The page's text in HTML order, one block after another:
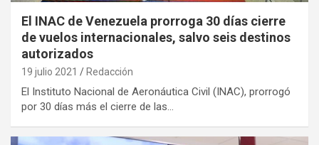
El INAC de Venezuela prorroga 30 días cierre
de vuelos internacionales, salvo seis destinos
autorizados
19 julio 2021 Redacción
El Instituto Nacional de Aeronáutica Civil (INAC), prorrogó
por 30 días más el cierre de las…